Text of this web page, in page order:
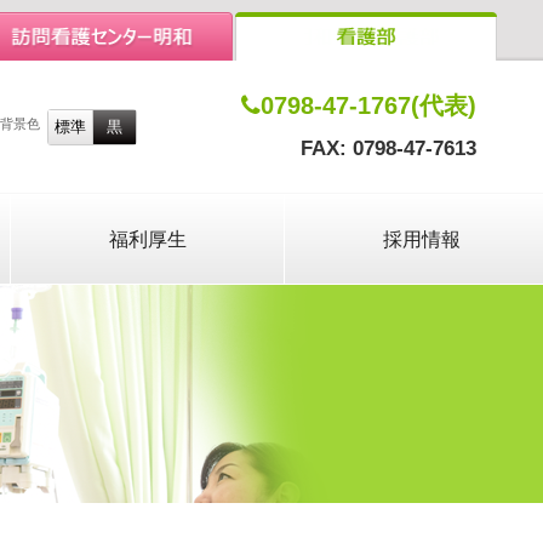
景色
0798-47-1767(代表)
FAX: 0798-47-7613
福利厚生 採用情報